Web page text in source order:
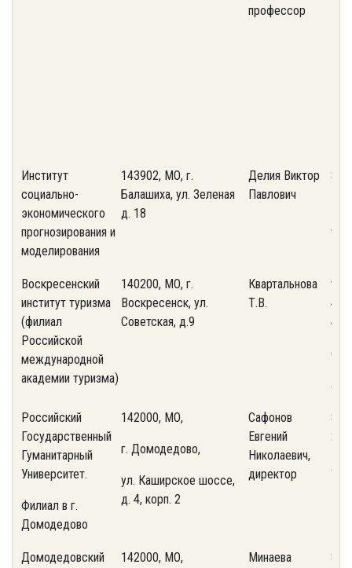
профессор
Институт
социально-
экономического
прогнозирования и
моделирования
143902, МО, г.
Балашиха, ул. Зеленая
д. 18
Делия Виктор
Павлович
Воскресенский
институт туризма
(филиал
Российской
международной
академии туризма)
140200, МО, г.
Воскресенск, ул.
Советская, д.9
Квартальнова
Т.В.
Российский
Государственный
Гуманитарный
Университет.
Филиал в г.
Домодедово
142000, МО,
г. Домодедово,
ул. Каширское шоссе,
д. 4, корп. 2
Сафонов
Евгений
Николаевич,
директор
23
Домодедовский
142000, МО,
Минаева